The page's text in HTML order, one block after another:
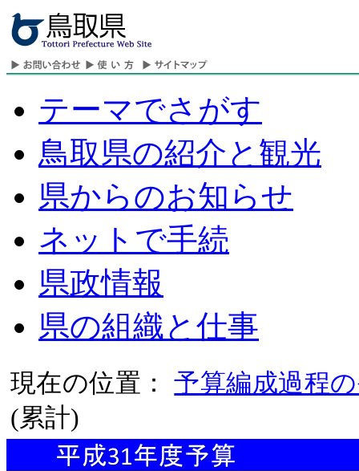
テーマでさがす
鳥取県の紹介と観光
県からのお知らせ
ネットで手続
県政情報
県の組織と仕事
現在の位置：予算編成過程
(累計)